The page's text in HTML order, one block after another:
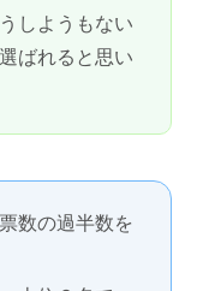
しようもない
ばれると思い
数の過半数を